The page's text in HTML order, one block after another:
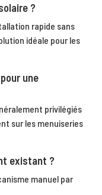
?
rapide sans
idéale pour les
une
privilégiés
sur les menuiseries
existant ?
manuel par